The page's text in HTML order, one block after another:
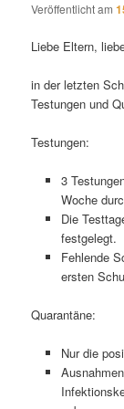
Veröffentlicht am
Liebe Eltern,
in der letzten
Testungen und
Testungen:
3
Woche
Die
festgelegt.
Fehlende
ersten
Quarantäne:
Nur die